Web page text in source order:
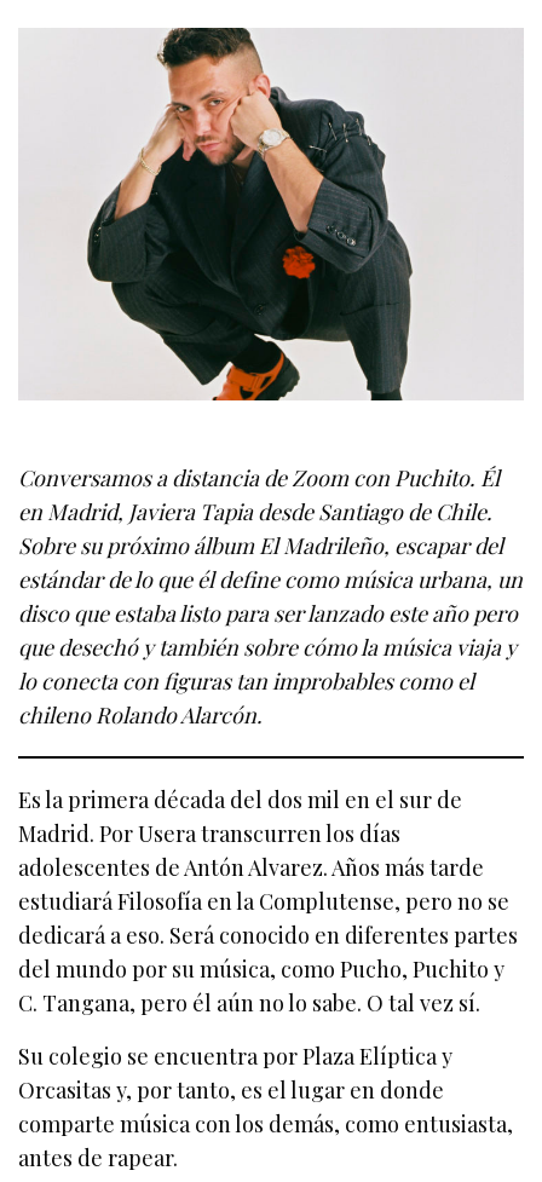
Conversamos a distancia de Zoom con Puchito. Él
en Madrid, Javiera Tapia desde Santiago de Chile.
Sobre su próximo álbum El Madrileño, escapar del
estándar de lo que él define como música urbana, un
disco que estaba listo para ser lanzado este año pero
que desechó y también sobre cómo la música viaja y
lo conecta con figuras tan improbables como el
chileno Rolando Alarcón.
Es la primera década del dos mil en el sur de
Madrid. Por Usera transcurren los días
adolescentes de Antón Alvarez. Años más tarde
estudiará Filosofía en la Complutense, pero no se
dedicará a eso. Será conocido en diferentes partes
del mundo por su música, como Pucho, Puchito y
C. Tangana, pero él aún no lo sabe. O tal vez sí.
Su colegio se encuentra por Plaza Elíptica y
Orcasitas y, por tanto, es el lugar en donde
comparte música con los demás, como entusiasta,
antes de rapear.